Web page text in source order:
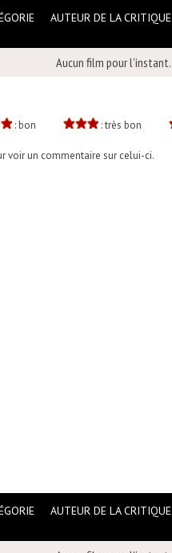
AUTEUR DE LA CRITIQUE
Aucun film pour l'instant.
: bon : très bon
voir un commentaire sur celui-ci.
AUTEUR DE LA CRITIQUE